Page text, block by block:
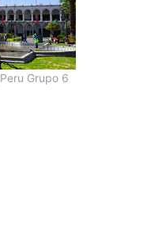
Peru Grupo 6